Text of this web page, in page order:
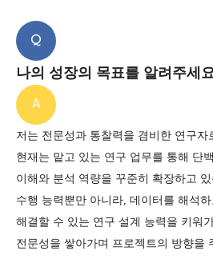
Q
나의 성장의 목표를 알려주세
A
저는 전문성과 통찰력을 겸비한 연구자
현재는 맡고 있는 연구 업무를 통해 단
이해와 분석 역량을 꾸준히 확장하고 있
수행 능력뿐만 아니라, 데이터를 해석
해결할 수 있는 연구 설계 능력을 키워
전문성을 쌓아가며 프로젝트의 방향을